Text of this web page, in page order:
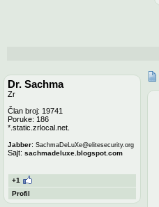
Dr. Sachma
Zr
Član broj: 19741
Poruke: 186
*.static.zrlocal.net.
Jabber: SachmaDeLuXe@elitesecurity.org
Sajt: sachmadeluxe.blogspot.com
+1
Profil